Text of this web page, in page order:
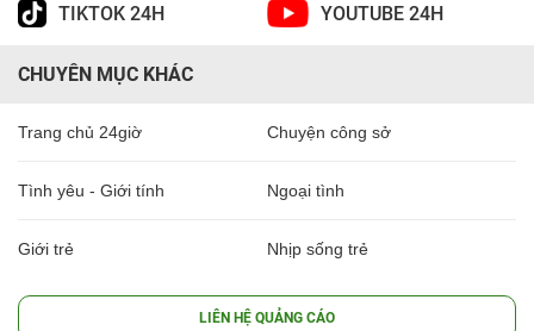
TIKTOK 24H YOUTUBE 24H
CHUYÊN MỤC KHÁC
Trang chủ 24giờ Chuyện công sở
Tình yêu - Giới tính Ngoại tình
Giới trẻ Nhịp sống trẻ
LIÊN HỆ QUẢNG CÁO